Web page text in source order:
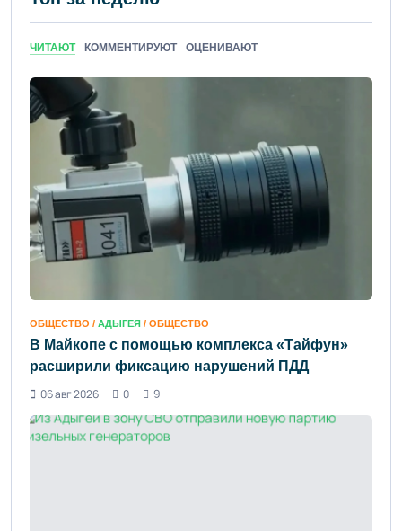
ЧИТАЮТ КОММЕНТИРУЮТ ОЦЕНИВАЮТ
ОБЩЕСТВО / АДЫГЕЯ / ОБЩЕСТВО
В Майкопе с помощью комплекса «Тайфун»
расширили фиксацию нарушений ПДД
06 авг 2026
0 9